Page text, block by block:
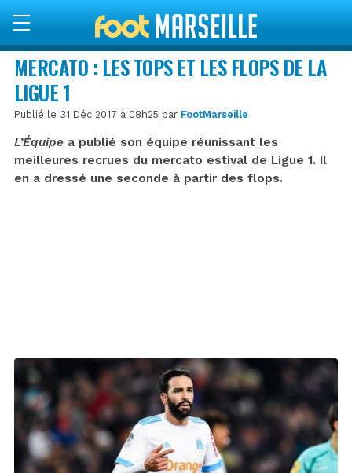
MERCATO : LES TOPS ET LES FLOPS DE LA
LIGUE 1
Publié le 31 Déc 2017 à 08h25 par FootMarseille
L’Équipe a publié son équipe réunissant les
meilleures recrues du mercato estival de Ligue 1. Il
en a dressé une seconde à partir des flops.